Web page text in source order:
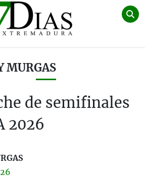
MURGAS
de semifinales
2026